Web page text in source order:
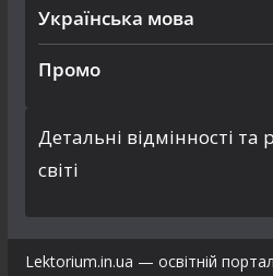
Українська мова
Промо
Детальні відмінності та
світі
Lektorium.in.ua — освітній